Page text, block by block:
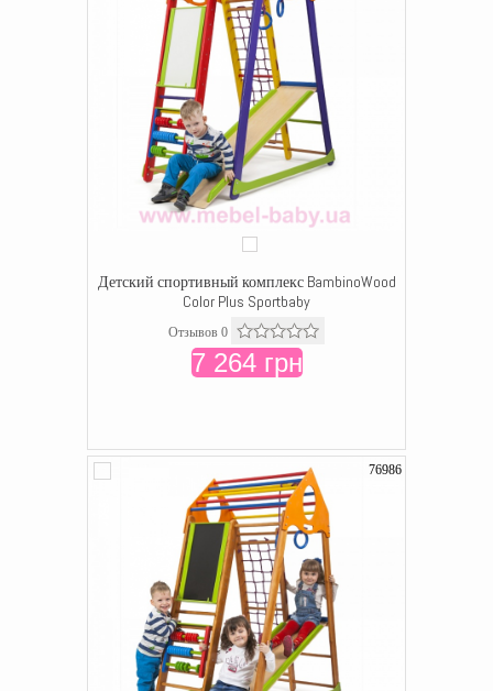
Детский спортивный комплекс BambinoWood
Color Plus Sportbaby
Отзывов 0
7 264 грн
76986